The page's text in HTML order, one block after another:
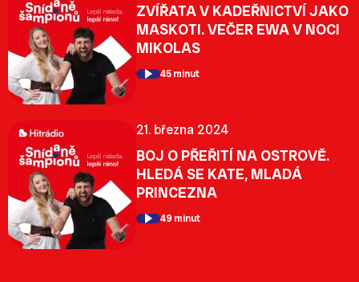
ZVÍŘATA V KADEŘNICTVÍ JAKO
MASKOTI. VEČER EWA V NOCI
MIKOLAS
45 minut
21. března 2024
BOJ O PŘEŘITÍ NA OSTROVĚ.
HLEDÁ SE KATE, MLADÁ
PRINCEZNA
49 minut